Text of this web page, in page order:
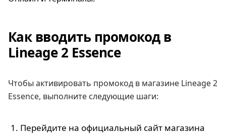
Как вводить промокод в
Lineage 2 Essence
Чтобы активировать промокод в магазине Lineage 2
Essence, выполните следующие шаги:
Перейдите на официальный сайт магазина